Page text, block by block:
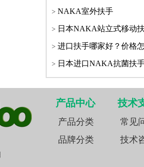
NAKA室外扶手
日本NAKA站立式移动
进口扶手哪家好？价格
日本进口NAKA抗菌扶
产品中心
产品分类
品牌分类
技术
常见
技术